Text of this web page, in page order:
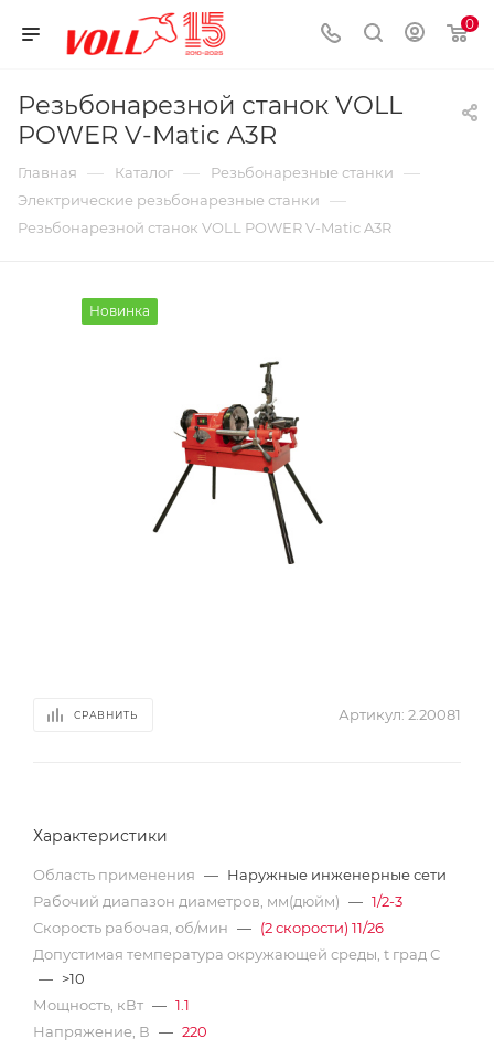
0
Резьбонарезной станок VOLL
POWER V-Matic A3R
Главная — Каталог — Резьбонарезные станки —
Электрические резьбонарезные станки —
Резьбонарезной станок VOLL POWER V-Matic A3R
Новинка
СРАВНИТЬ Артикул: 2.20081
Характеристики
Область применения — Наружные инженерные сети
Рабочий диапазон диаметров, мм(дюйм) — 1/2-3
Скорость рабочая, об/мин — (2 скорости) 11/26
Допустимая температура окружающей среды, t град С
— >10
Мощность, кВт — 1.1
Напряжение, В — 220